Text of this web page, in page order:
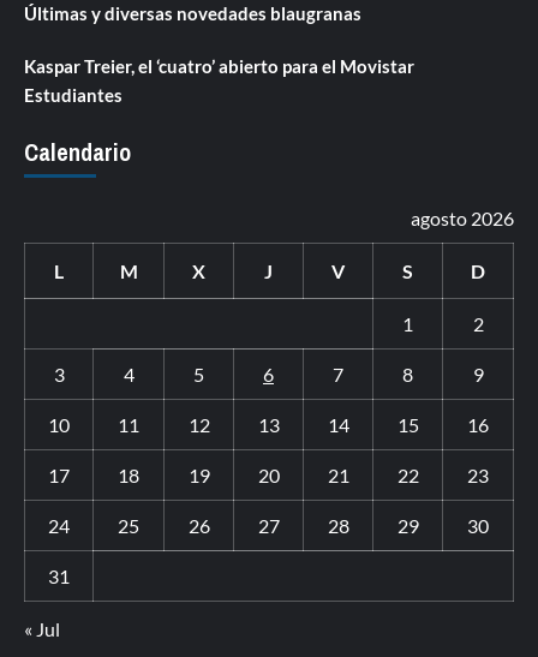
Últimas y diversas novedades blaugranas
Kaspar Treier, el ‘cuatro’ abierto para el Movistar
Estudiantes
Calendario
agosto 2026
L M X J V S D
1 2
3 4 5 6 7 8 9
10 11 12 13 14 15 16
17 18 19 20 21 22 23
24 25 26 27 28 29 30
31
« Jul